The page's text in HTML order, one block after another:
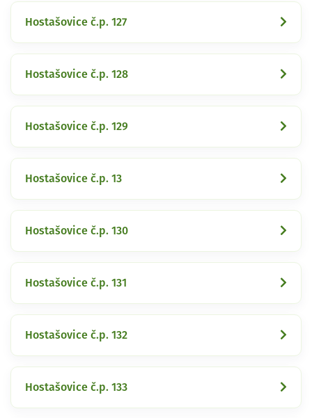
Hostašovice č.p. 127
Hostašovice č.p. 128
Hostašovice č.p. 129
Hostašovice č.p. 13
Hostašovice č.p. 130
Hostašovice č.p. 131
Hostašovice č.p. 132
Hostašovice č.p. 133